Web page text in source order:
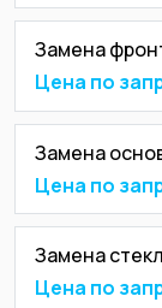
Замена
Цена по
Замена
Цена по
Замена
Цена по